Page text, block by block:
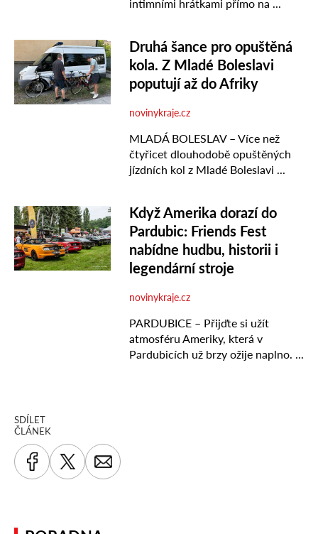
SDÍLET
ČLÁNEK